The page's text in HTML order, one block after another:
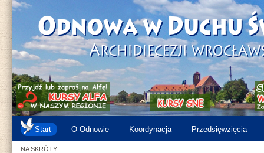
Start O Odnowie Koordynacja Przedsięwzięcia
NA SKRÓTY